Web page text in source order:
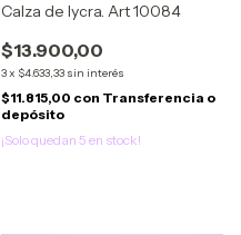
Calza de lycra. Art 10084
$13.900,00
3x $4.633,33 sin interés
$11.815,00 con Transferencia o
depósito
¡Solo quedan 5 en stock!